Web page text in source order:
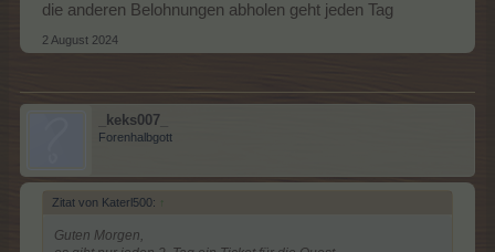
die anderen Belohnungen abholen geht jeden Tag
2 August 2024
_keks007_
Forenhalbgott
Zitat von Katerl500: ↑
Guten Morgen,